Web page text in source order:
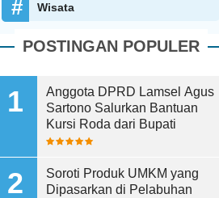
Wisata
POSTINGAN POPULER
Anggota DPRD Lamsel Agus
Sartono Salurkan Bantuan
Kursi Roda dari Bupati
Soroti Produk UMKM yang
Dipasarkan di Pelabuhan